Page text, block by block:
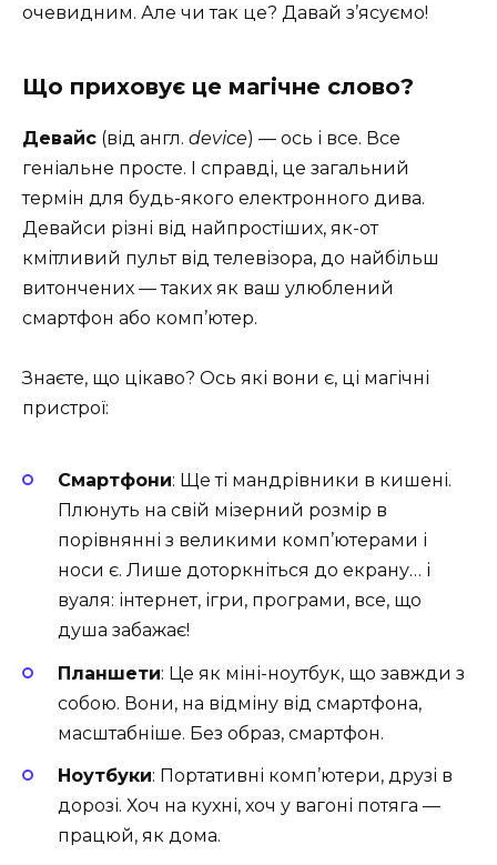
очевидним. Але чи так це? Давай з’ясуємо!
Що приховує це магічне слово?
Девайс (від англ. device) — ось і все. Все
геніальне просте. І справді, це загальний
термін для будь-якого електронного дива.
Девайси різні від найпростіших, як-от
кмітливий пульт від телевізора, до найбільш
витончених — таких як ваш улюблений
смартфон або комп’ютер.
Знаєте, що цікаво? Ось які вони є, ці магічні
пристрої:
Смартфони: Ще ті мандрівники в кишені.
Плюнуть на свій мізерний розмір в
порівнянні з великими комп’ютерами і
носи є. Лише доторкніться до екрану… і
вуаля: інтернет, ігри, програми, все, що
душа забажає!
Планшети: Це як міні-ноутбук, що завжди з
собою. Вони, на відміну від смартфона,
масштабніше. Без образ, смартфон.
Ноутбуки: Портативні комп’ютери, друзі в
дорозі. Хоч на кухні, хоч у вагоні потяга —
працюй, як дома.